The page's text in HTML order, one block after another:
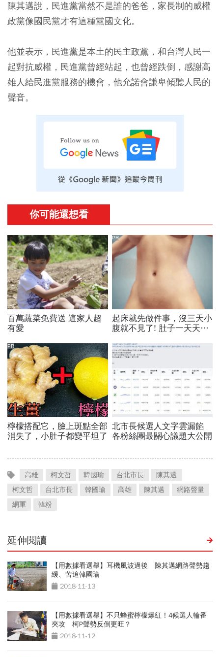
陳其邁說，民進黨當然不是誰的爸爸，家長制的威權
政黨像國民黨才有這種黨國文化。
他並表示，民進黨是本土的民主政黨，和台灣人民一
起對抗威權，民進黨曾經站起，也曾經跌倒，感謝高
雄人給民進黨服務的機會，他允諾會謙卑傾聽人民的
聲音。
高雄 柯文哲 韓國瑜 台北市長
陳其邁
柯文哲
台北市長 韓國瑜 高雄 陳其邁
網路聲量
網軍
韓粉
延伸閱讀
【用數據看選舉】耳機風波過後 陳其邁網路聲勢趨
緩、苦追韓國瑜
2018-11-13
【用數據看選舉】不只蜂蜜檸檬爆紅！4候選人輪番
夾攻 柯P聲勢反倒更旺？
2018-11-12